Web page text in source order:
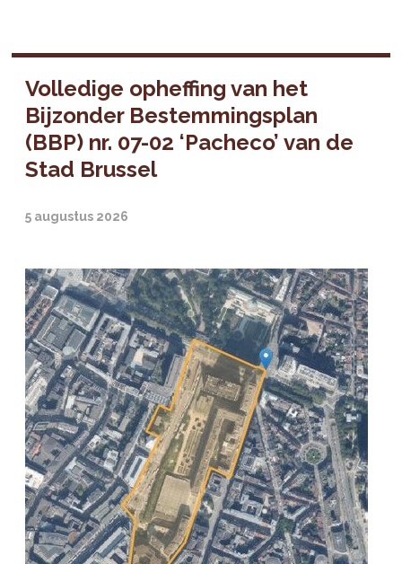
Volledige opheffing van het
Bijzonder Bestemmingsplan
(BBP) nr. 07-02 ‘Pacheco’ van de
Stad Brussel
5 augustus 2026